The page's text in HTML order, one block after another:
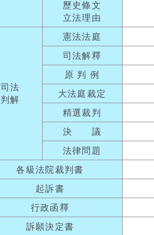
歷史條文
立法理由
司法
判解
憲法法庭
司法解釋
原 判 例
大法庭裁定
精選裁判
決 議
法律問題
各級法院裁判書
起訴書
行政函釋
訴願決定書